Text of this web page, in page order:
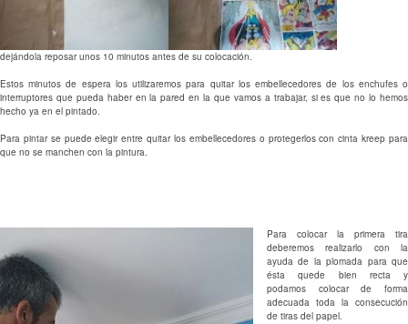
dejándola reposar unos 10 minutos antes de su colocación.
Estos minutos de espera los utilizaremos para quitar los embellecedores de los enchufes o
interruptores que pueda haber en la pared en la que vamos a trabajar, si es que no lo hemos
hecho ya en el pintado.
Para pintar se puede elegir entre quitar los embellecedores o protegerlos con cinta kreep para
que no se manchen con la pintura.
Para colocar la primera tira
deberemos realizarlo con la
ayuda de la plomada para que
ésta quede bien recta y
podamos colocar de forma
adecuada toda la consecución
de tiras del papel.